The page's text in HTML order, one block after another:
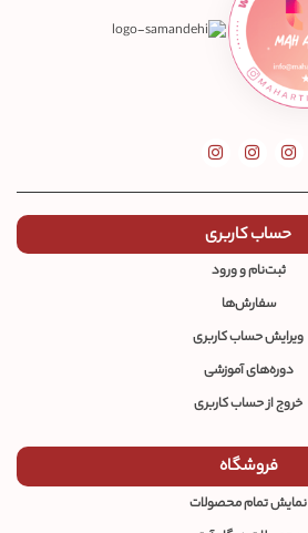
حساب کاربری
ثبت‌نام و ورود
سفارش‌ها
ویرایش حساب کاربری
دوره‌های آموزشی
خروج از حساب کاربری
فروشگاه
نمایش تمام محصولات